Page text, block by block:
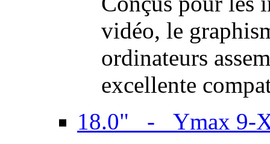
vidéo, le
ordinateurs
excellente
18.0" - Ymax 9-